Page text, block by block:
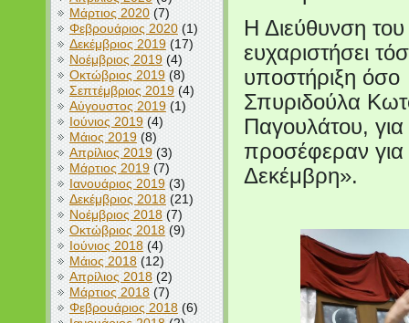
Μάρτιος 2020(7)
Φεβρουάριος 2020(1)
Δεκέμβριος 2019(17)
Νοέμβριος 2019(4)
Οκτώβριος 2019(8)
Σεπτέμβριος 2019(4)
Αύγουστος 2019(1)
Ιούνιος 2019(4)
Μάιος 2019(8)
Απρίλιος 2019(3)
Μάρτιος 2019(7)
Ιανουάριος 2019(3)
Δεκέμβριος 2018(21)
Νοέμβριος 2018(7)
Οκτώβριος 2018(9)
Ιούνιος 2018(4)
Μάιος 2018(12)
Απρίλιος 2018(2)
Μάρτιος 2018(7)
Φεβρουάριος 2018(6)
Η Διεύθυνση του
ευχαριστήσει
υποστήριξη όσο
Σπυριδούλα
Παγουλάτου,
προσέφεραν
Δεκέμβρη».